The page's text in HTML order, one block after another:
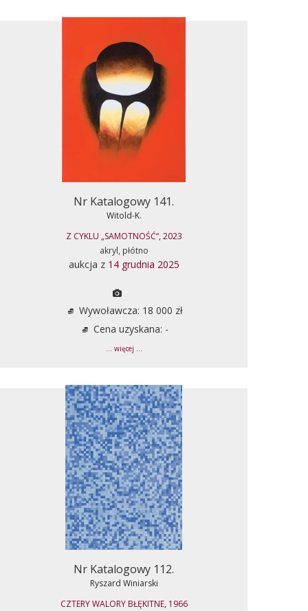
Nr Katalogowy 141.
Witold-K.
Z CYKLU „SAMOTNOŚĆ“, 2023
akryl, płótno
aukcja z 14 grudnia 2025
Wywoławcza: 18 000 zł
Cena uzyskana: -
... więcej ...
Nr Katalogowy 112.
Ryszard Winiarski
CZTERY WALORY BŁĘKITNE, 1966